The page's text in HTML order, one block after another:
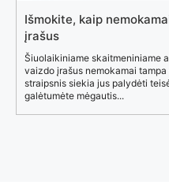
Išmokite, kaip
įrašus
Šiuolaikiniame skaitmeniniame
vaizdo įrašus nemokamai
straipsnis siekia jus palydėti
galėtumėte mėgautis...